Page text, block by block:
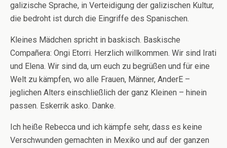
galizische Sprache, in Verteidigung der galizischen Kultur,
die bedroht ist durch die Eingriffe des Spanischen.
Kleines Mädchen spricht in baskisch. Baskische
Compañera: Ongi Etorri. Herzlich willkommen. Wir sind Irati
und Elena. Wir sind da, um euch zu begrüßen und für eine
Welt zu kämpfen, wo alle Frauen, Männer, AnderE –
jeglichen Alters einschließlich der ganz Kleinen – hinein
passen. Eskerrik asko. Danke.
Ich heiße Rebecca und ich kämpfe sehr, dass es keine
Verschwunden gemachten in Mexiko und auf der ganzen